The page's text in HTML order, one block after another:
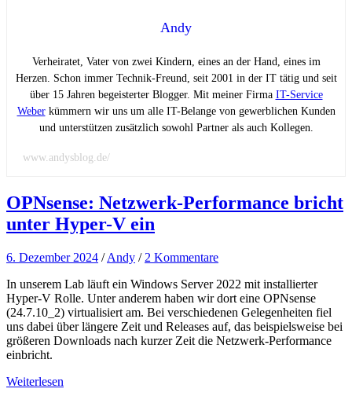
Andy
Verheiratet, Vater von zwei Kindern, eines an der Hand, eines im
Herzen. Schon immer Technik-Freund, seit 2001 in der IT tätig und seit
über 15 Jahren begeisterter Blogger. Mit meiner Firma IT-Service
Weberkümmern wir uns um alle IT-Belange von gewerblichen Kunden
und unterstützen zusätzlich sowohl Partner als auch Kollegen.
www.andysblog.de/
OPNsense: Netzwerk-Performance bricht
unter Hyper-V ein
6. Dezember 2024 /Andy / 2 Kommentare
In unserem Lab läuft ein Windows Server 2022 mit installierter
Hyper-V Rolle. Unter anderem haben wir dort eine OPNsense
(24.7.10_2) virtualisiert am. Bei verschiedenen Gelegenheiten fiel
uns dabei über längere Zeit und Releases auf, das beispielsweise bei
größeren Downloads nach kurzer Zeit die Netzwerk-Performance
einbricht.
Weiterlesen